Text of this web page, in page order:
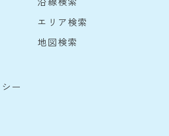
ー
エリア検索
地図検索